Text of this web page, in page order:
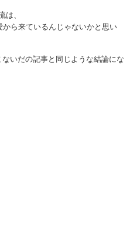
は、
ら来ているんじゃないかと思い
いだの記事と同じような結論にな